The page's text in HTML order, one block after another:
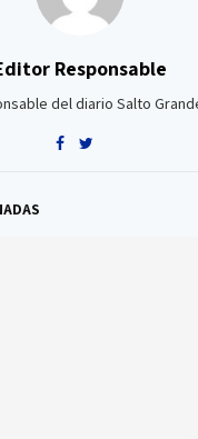
Responsable
del diario Salto